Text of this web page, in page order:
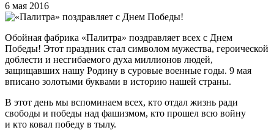
6 мая 2016
Обойная фабрика «Палитра» поздравляет всех с Днем
Победы! Этот праздник стал символом мужества, героической
доблести и несгибаемого духа миллионов людей,
защищавших нашу Родину в суровые военные годы. 9 мая
вписано золотыми буквами в историю нашей страны.
В этот день мы вспоминаем всех, кто отдал жизнь ради
свободы и победы над фашизмом, кто прошел всю войну
и кто ковал победу в тылу.